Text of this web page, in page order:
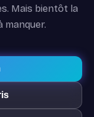
Mais bientôt la
manquer.